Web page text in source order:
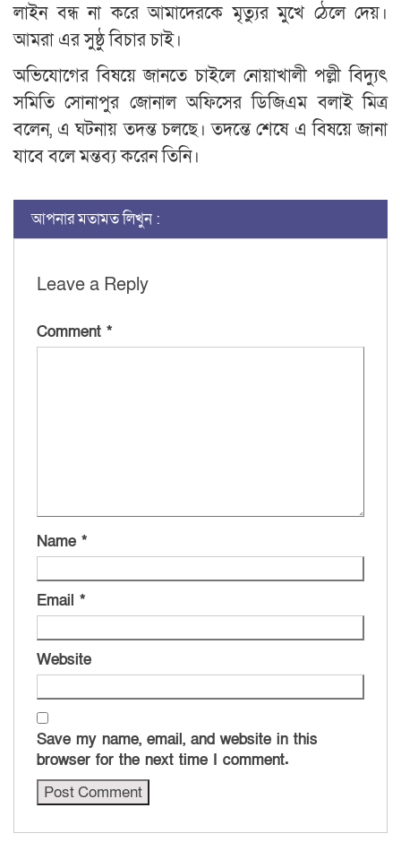
লাইন বন্ধ না করে আমাদেরকে মৃত্যুর মুখে ঠেলে দেয়।
আমরা এর সুষ্ঠু বিচার চাই।
অভিযোগের বিষয়ে জানতে চাইলে নোয়াখালী পল্লী বিদ্যুৎ
সমিতি সোনাপুর জোনাল অফিসের ডিজিএম বলাই মিত্র
বলেন, এ ঘটনায় তদন্ত চলছে। তদন্তে শেষে এ বিষয়ে জানা
যাবে বলে মন্তব্য করেন তিনি।
আপনার মতামত লিখুন :
Leave a Reply
Comment *
Name *
Email *
Website
Save my name, email, and website in this
browser for the next time I comment.